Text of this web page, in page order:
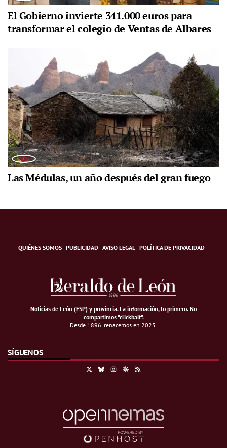
El Gobierno invierte 341.000 euros para
transformar el colegio de Ventas de Albares
Las Médulas, un año después del gran fuego
QUIÉNES SOMOS PUBLICIDAD AVISO LEGAL POLÍTICA DE PRIVACIDAD
Noticias de León (ESP) y provincia. La información, lo primero.No
compartimos "clickbait".
Desde 1896, renacemos en 2025.
SÍGUENOS
BlueskyInstagramGoogle Discover